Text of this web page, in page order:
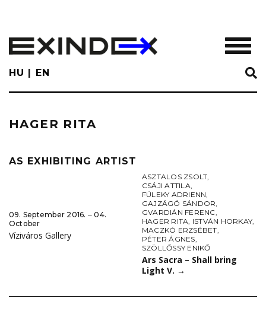
main
content
HU EN
HAGER RITA
AS EXHIBITING ARTIST
09. September 2016. ‒ 04.
October
Víziváros Gallery
ASZTALOS ZSOLT,
CSÁJI ATTILA,
FÜLEKY ADRIENN,
GAJZÁGÓ SÁNDOR,
GVARDIÁN FERENC,
HAGER RITA, ISTVÁN HORKAY,
MACZKÓ ERZSÉBET,
PÉTER ÁGNES,
SZÖLLŐSSY ENIKŐ
Ars Sacra – Shall bring
Light V. →